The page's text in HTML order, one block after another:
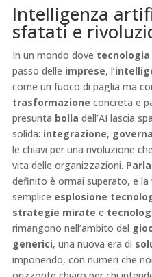
Intelligenza
sfatati e
In un mondo dove tecnologia
passo delle imprese, l’
come un fuoco di paglia ma
trasformazione concreta e
presunta bolla dell’AI lascia
solida: integrazione,
le chiavi per una rivoluzione
vita delle organizzazioni.
definito è ormai superato, e
semplice esplosione
strategie mirate e
rimangono nell’ambito del
generici, una nuova era di
imponendo, con numeri che